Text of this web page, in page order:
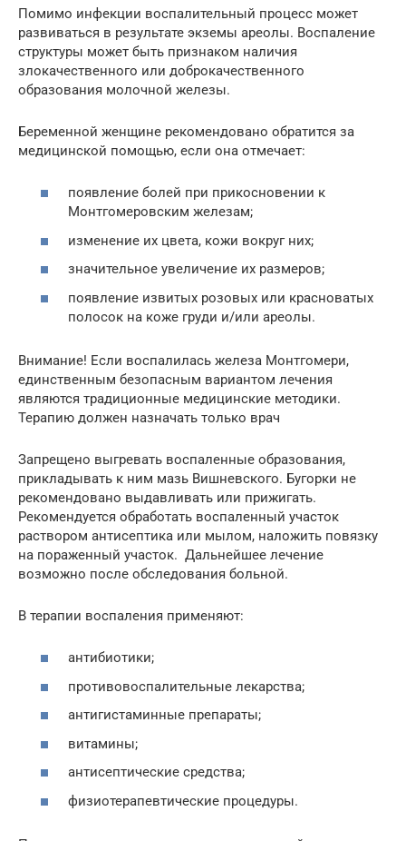
Помимо инфекции воспалительный процесс может
развиваться в результате экземы ареолы. Воспаление
структуры может быть признаком наличия
злокачественного или доброкачественного
образования молочной железы.
Беременной женщине рекомендовано обратится за
медицинской помощью, если она отмечает:
появление болей при прикосновении к
Монтгомеровским железам;
изменение их цвета, кожи вокруг них;
значительное увеличение их размеров;
появление извитых розовых или красноватых
полосок на коже груди и/или ареолы.
Внимание! Если воспалилась железа Монтгомери,
единственным безопасным вариантом лечения
являются традиционные медицинские методики.
Терапию должен назначать только врач
Запрещено выгревать воспаленные образования,
прикладывать к ним мазь Вишневского. Бугорки не
рекомендовано выдавливать или прижигать.
Рекомендуется обработать воспаленный участок
раствором антисептика или мылом, наложить повязку
на пораженный участок. Дальнейшее лечение
возможно после обследования больной.
В терапии воспаления применяют:
антибиотики;
противовоспалительные лекарства;
антигистаминные препараты;
витамины;
антисептические средства;
физиотерапевтические процедуры.